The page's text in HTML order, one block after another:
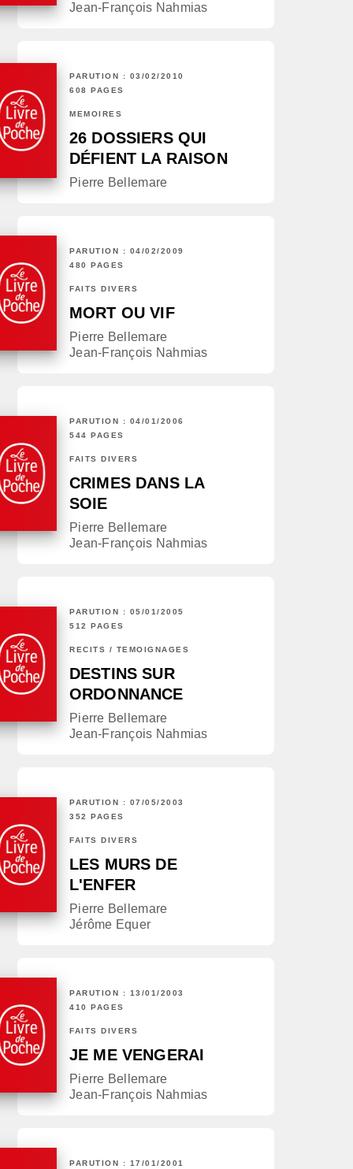
Jean-François Nahmias
PARUTION : 03/02/2010
608 PAGES
MÉMOIRES
26 DOSSIERS QUI
DÉFIENT LA RAISON
Pierre Bellemare
PARUTION : 04/02/2009
480 PAGES
FAITS DIVERS
MORT OU VIF
Pierre Bellemare
Jean-François Nahmias
PARUTION : 04/01/2006
544 PAGES
FAITS DIVERS
CRIMES DANS LA
SOIE
Pierre Bellemare
Jean-François Nahmias
PARUTION : 05/01/2005
512 PAGES
RÉCITS / TÉMOIGNAGES
DESTINS SUR
ORDONNANCE
Pierre Bellemare
Jean-François Nahmias
PARUTION : 07/05/2003
352 PAGES
FAITS DIVERS
LES MURS DE
L'ENFER
Pierre Bellemare
Jérôme Equer
PARUTION : 13/01/2003
410 PAGES
FAITS DIVERS
JE ME VENGERAI
Pierre Bellemare
Jean-François Nahmias
PARUTION : 17/01/2001